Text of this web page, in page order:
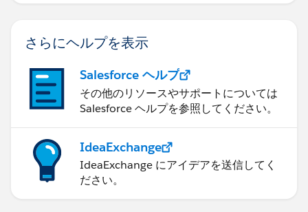
さらにヘルプを表示
Salesforce ヘルプ
その他のリソースやサポートについては
Salesforce ヘルプを参照してください。
IdeaExchange
IdeaExchange にアイデアを送信してく
ださい。